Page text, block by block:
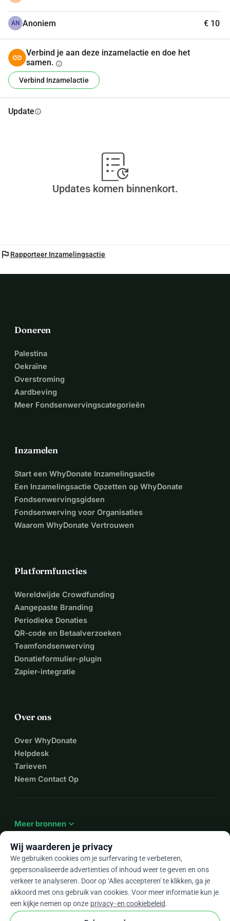
AN Anoniem € 10
Verbind je aan deze inzamelactie en doe het
samen. info
Verbind Inzamelactie
Updateinfo
Updates komen binnenkort.
flag Rapporteer Inzamelingsactie
Doneren
Palestina
Oekraïne
Overstroming
Aardbeving
Meer Fondsenwervingscategorieën
Inzamelen
Start een WhyDonate Inzamelingsactie
Een Inzamelingsactie Opzetten op WhyDonate
Fondsenwervingsgidsen
Fondsenwerving voor Organisaties
Waarom WhyDonate Vertrouwen
Platformfuncties
Wereldwijde Crowdfunding
Aangepaste Branding
Periodieke Donaties
QR-code en Betaalverzoeken
Teamfondsenwerving
Donatieformulier-plugin
Zapier-integratie
Over ons
Over WhyDonate
Helpdesk
Tarieven
Neem Contact Op
Meer bronnen expand_more
Nlarrow_drop_down
★★★★★ 4,9 / 5 op basis van 500+ reviews
Wij waarderen je privacy
We gebruiken cookies om je surfervaring te verbeteren,
gepersonaliseerde advertenties of inhoud weer te geven en ons
verkeer te analyseren. Door op ‘Alles accepteren' te klikken, ga je
akkoord met ons gebruik van cookies. Voor meer informatie kun je
een kijkje nemen op onze privacy- en cookiebeleid.